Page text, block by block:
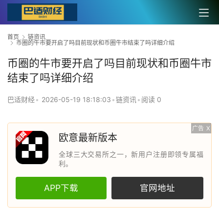
首页
链资讯
币圈的牛市要开启了吗目前现状和币圈牛市结束了吗详细介绍
币圈的牛市要开启了吗目前现状和币圈牛市
结束了吗详细介绍
巴适财经• 2026-05-19 18:18:03 •链资讯• 阅读 0
广告 X
欧意最新版本
全球三大交易所之一，新用户注册即领专属福
利。
APP下载 官网地址